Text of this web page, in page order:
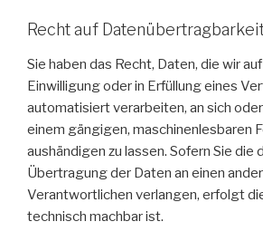
Recht auf
Sie haben das Recht, Daten, die wir
Einwilligung oder in Erfüllung eines
automatisiert verarbeiten, an sich
einem gängigen, maschinenlesbaren
aushändigen zu lassen. Sofern Sie die
Übertragung der Daten an einen
Verantwortlichen verlangen, erfolgt
technisch machbar ist.